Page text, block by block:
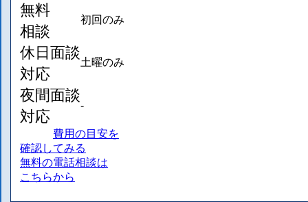
無料
相談
初回のみ
休日面談
対応
土曜のみ
夜間面談
対応
-
費用の目安を
確認してみる
無料の電話相談は
こちらから